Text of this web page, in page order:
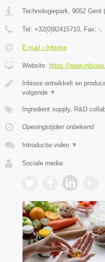
Technologiepark 9052 Gent (
Tel: +32(0)92415710 , Fax: -
E-mail › Inbiose
Website: https://
Inbiose ontwikkelt en
volgende ▼
Ingredient supply, R&D
Openingstijden onbekend
Introductie video ▼
Sociale media: